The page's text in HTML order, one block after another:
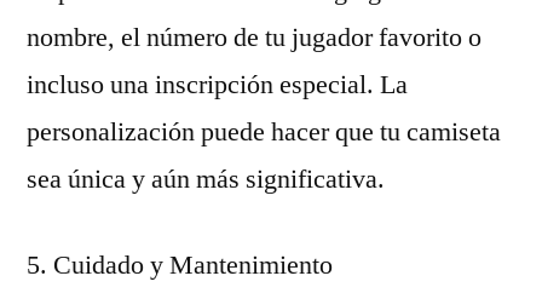
nombre, el número de tu jugador favorito o
incluso una inscripción especial. La
personalización puede hacer que tu camiseta
sea única y aún más significativa.
5. Cuidado y Mantenimiento